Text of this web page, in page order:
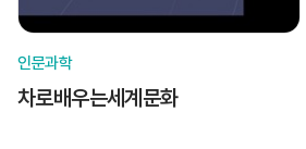
인문과학
차로배우는세계문화